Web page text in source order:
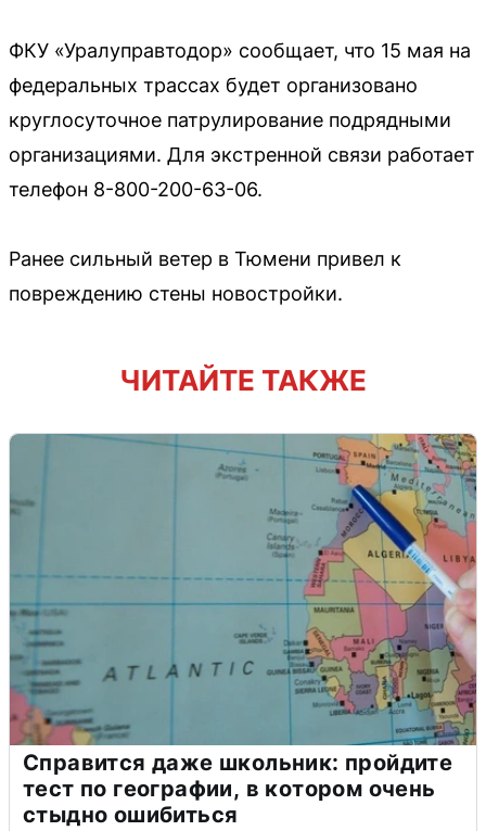
ФКУ «Уралуправтодор» сообщает, что 15 мая на
федеральных трассах будет организовано
круглосуточное патрулирование подрядными
организациями. Для экстренной связи работает
телефон 8-800-200-63-06.
Ранее сильный ветер в Тюмени привел к
повреждению стены новостройки.
ЧИТАЙТЕ ТАКЖЕ
Справится даже школьник: пройдите
тест по географии, в котором очень
стыдно ошибиться